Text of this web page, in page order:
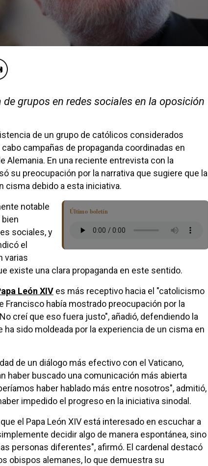
grupos en redes sociales en la oposición
de un grupo de católicos considerados
campañas de propaganda coordinadas en
Alemania. En una reciente entrevista con la
su preocupación por la narrativa que sugiere que la
cisma debido a esta iniciativa.
Último boletín
notable
sociales, y
el
varias
existe una clara propaganda en este sentido.
León XIV es más receptivo hacia el "catolicismo
Francisco había mostrado preocupación por la
creí que eso fuera justo", añadió, defendiendo la
sido moldeada por la experiencia de un cisma en
de un diálogo más efectivo con el Vaticano,
haber buscado una comunicación más abierta
haber hablado más entre nosotros", admitió,
impedido el progreso en la iniciativa sinodal.
el Papa León XIV está interesado en escuchar a
decidir algo de manera espontánea, sino
personas diferentes", afirmó. El cardenal destacó
obispos alemanes, lo que demuestra su